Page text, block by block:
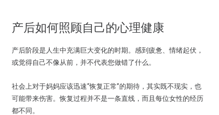
产后如何照顾自己的心理健康
产后阶段是人生中充满巨大变化的时期。感到疲惫、情绪起伏，
或觉得自己不像从前，并不代表您做错了什么。
社会上对于妈妈应该迅速“恢复正常”的期待，其实既不现实，也
可能带来伤害。恢复过程并不是一条直线，而且每位女性的经历
都不同。